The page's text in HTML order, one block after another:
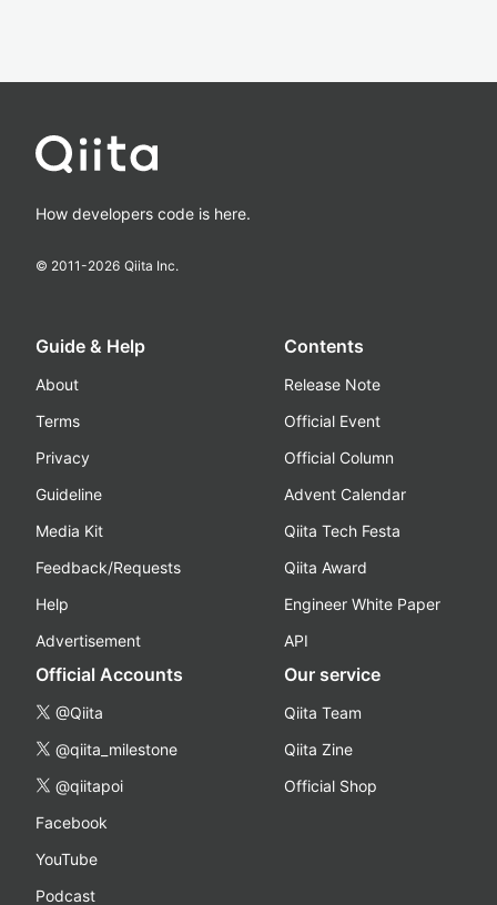
How developers code is here.
© 2011-2026 Qiita Inc.
Guide & Help
About
Terms
Privacy
Guideline
Media Kit
Feedback/Requests
Help
Advertisement
Contents
Release Note
Official Event
Official Column
Advent Calendar
Qiita Tech Festa
Qiita Award
Engineer White Paper
API
Official Accounts
@Qiita
@qiita_milestone
@qiitapoi
Facebook
YouTube
Podcast
Our service
Qiita Team
Qiita Zine
Official Shop